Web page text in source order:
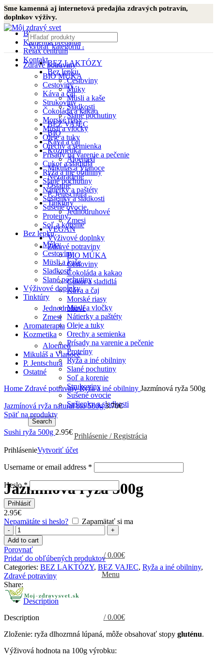
Sme kamenná aj internetová predajňa zdravých potravín,
doplnkov výživy.
Blog
Kamenná predajňa
Relax centrum
Kontakt
Vybrať kategóriu
BEZ LAKTÓZY
Bez lepku
Cestoviny
Múky
Müsli a kaše
Sladkosti
Slané pochutiny
BEZ VAJEC
BIO
Káva a čaj
Kozmetika
Aloemed
Mikuláš a Vianoce
Nezaradené
Ostatné
P. Jentschura
Tinktúry
Jednodruhové
Zmesi
VEGAN
Výživové doplnky
Zdravé potraviny
BIO MÚKA
Cestoviny
Čokoláda a kakao
Cukor a sladidlá
Káva a čaj
Morské riasy
Müsli a vločky
Nátierky a paštéty
Oleje a tuky
Orechy a semienka
Prísady na varenie a pečenie
Proteíny
Ryža a iné obilniny
Slané pochutiny
Soľ a korenie
Strukoviny
Sušené ovocie
Sušienky a sladkosti
Search
Prihlásenie / Registrácia
PrihlásenieVytvoriť účet
Username or email address *
Heslo*
Prihlásiť
Nepamätáte si heslo? Zapamätať si ma
/ 0.00€
Menu
/ 0.00€
Zdravé potraviny
BIO MÚKA
Cestoviny
Káva a čaj
Strukoviny
Čokoláda a kakao
Morské riasy
Müsli a vločky
Oleje a tuky
Orechy a semienka
Prísady na varenie a pečenie
Cukor a sladidlá
Ryža a iné obilniny
Slané pochutiny
Nátierky a paštéty
Sušienky a sladkosti
Sušené ovocie
Proteíny
Soľ a korenie
Bez lepku
Múky
Cestoviny
Müsli a kaše
Sladkosti
Slané pochutiny
Výživové doplnky
Tinktúry
Jednodruhové
Zmesi
Aromaterapia
Kozmetika
Aloemed
Mikuláš a Vianoce
P. Jentschura
Ostatné
Home Zdravé potravinyRyža a iné obilniny Jazmínová ryža 500g
Jazmínová ryža natural bio 500g3.70€
Späť na produkty
Sushi ryža 500g 2.95€
Zväčšiť obrázok
Jazmínová ryža 500g
2.95€
Jazmínová
ryža
500g
quantity
Add to cart
Porovnať
Pridať do obľúbených produktov
Categories: BEZ LAKTÓZY, BEZ VAJEC, Ryža a iné obilniny,
Zdravé potraviny
Share:
Description
Description
Zloženie: ryža dlhozrnná lúpaná, môže obsahovať stopy gluténu.
Výživová hodnota na 100g výrobku: